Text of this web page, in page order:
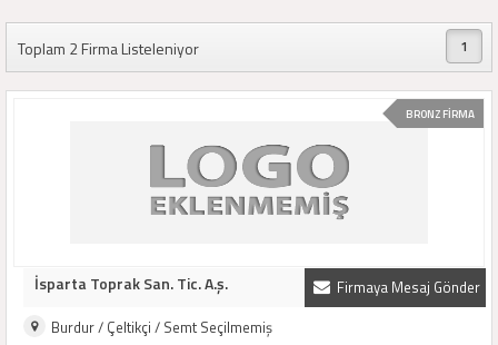
Toplam 2 Firma Listeleniyor 1
BRONZ FİRMA
Firmaya Mesaj Gönder
İsparta Toprak San. Tic. A.ş.
Burdur / Çeltikçi / Semt Seçilmemiş